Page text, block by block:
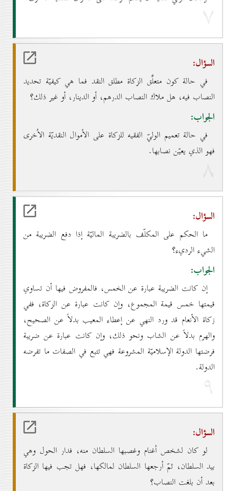
۷
السؤال:
في حالة كون متعلَّق الزكاة مطلق النقد فما هي كيفيّة تحديد
النصاب فيه، هل ملاك النصاب الدرهم، أو الدينار، أو غير ذلك؟
الجواب:
في حالة تعميم الوليّ الفقيه للزكاة على الأموال النقديّة الاُخرى
فهو الذي يعيّن نصابها.
۸
السؤال:
ما الحكم على المكلّف بالضريبة الماليّة إذا دفع الضريبة من
الشيء الرديء؟
الجواب:
إن كانت الضريبة عبارة عن الخمس، فالمفروض فيها أن تساوي
قيمتها خمس قيمة المجموع، وإن كانت عبارة عن الزكاة، ففي
زكاة الأنعام قد ورد النهي عن إعطاء المعيب بدلاً عن الصحيح،
والهرم بدلاً عن الشاب ونحو ذلك، وإن كانت عبارة عن ضريبة
فرضتها الدولة الإسلاميّة المشروعة فهي تتبع في الصفات ما تفرضه
الدولة.
۹
السؤال:
لو كان لشخص أغنام وغصبها السلطان منه، فدار الحول وهي
بيد السلطان، ثمّ أرجعها السلطان لمالكها، فهل تجب فيها الزكاة
بعد أن بلغت النصاب؟